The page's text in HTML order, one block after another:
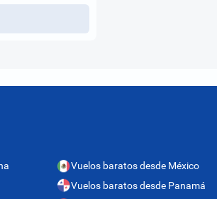
Vuelos baratos desde México
Vuelos baratos desde Panamá